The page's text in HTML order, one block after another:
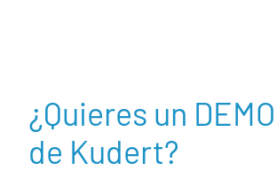
¿Quieres un DEMO
de Kudert?